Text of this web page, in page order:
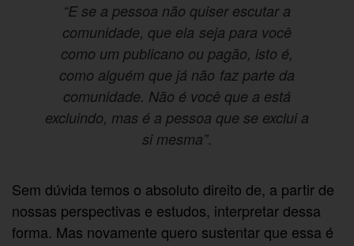
“E se a pessoa não quiser escutar a
comunidade, que ela seja para você
como um publicano ou pagão, isto é,
como alguém que já não faz parte da
comunidade. Não é você que a está
excluindo, mas é a pessoa que se exclui a
si mesma”.
Sem dúvida temos o absoluto direito de, a partir de
nossas perspectivas e estudos, interpretar dessa
forma. Mas novamente quero sustentar que essa é